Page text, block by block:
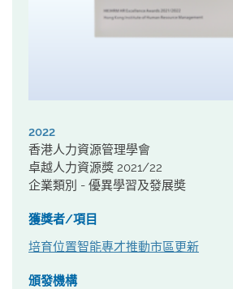
2022
香港人力資源管理學會
卓越人力資源獎 2021/22
企業類別 - 優異學習及發展奬
獲獎者/項目
培育位置智能專才推動市區更新
頒發機構